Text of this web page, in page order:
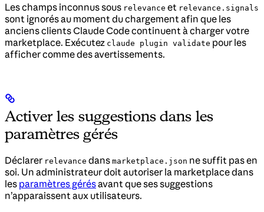
Les champs inconnus sous relevance et relevance.signals
sont ignorés au moment du chargement afin que les
anciens clients Claude Code continuent à charger votre
marketplace. Exécutez claude plugin validate pour les
afficher comme des avertissements.
Activer les suggestions dans les
paramètres gérés
Déclarer relevance dans marketplace.json ne suffit pas en
soi. Un administrateur doit autoriser la marketplace dans
les paramètres gérésavant que ses suggestions
n’apparaissent aux utilisateurs.